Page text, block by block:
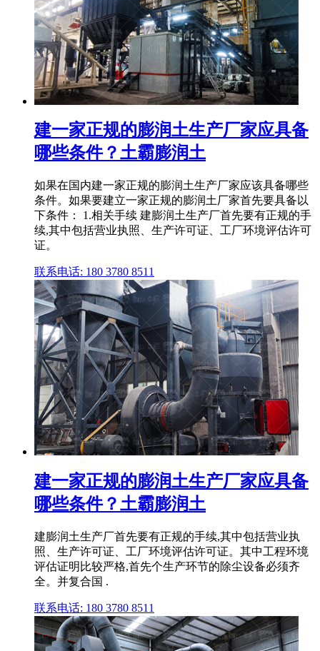
建一家正规的膨润土生产厂家应具备
哪些条件？土霸膨润土
如果在国内建一家正规的膨润土生产厂家应该具备哪些
条件。如果要建立一家正规的膨润土厂家首先要具备以
下条件： 1.相关手续 建膨润土生产厂首先要有正规的手
续,其中包括营业执照、生产许可证、工厂环境评估许可
证。
联系电话: 180 3780 8511
建一家正规的膨润土生产厂家应具备
哪些条件？土霸膨润土
建膨润土生产厂首先要有正规的手续,其中包括营业执
照、生产许可证、工厂环境评估许可证。其中工程环境
评估证明比较严格,首先个生产环节的除尘设备必须齐
全。并复合国 .
联系电话: 180 3780 8511